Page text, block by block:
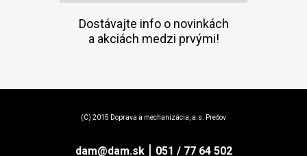
Dostávajte info o novinkách
a akciách medzi prvými!
(C) 2015 Doprava a mechanizácia, a.s. Prešov
dam@dam.sk| 051 / 77 64 502